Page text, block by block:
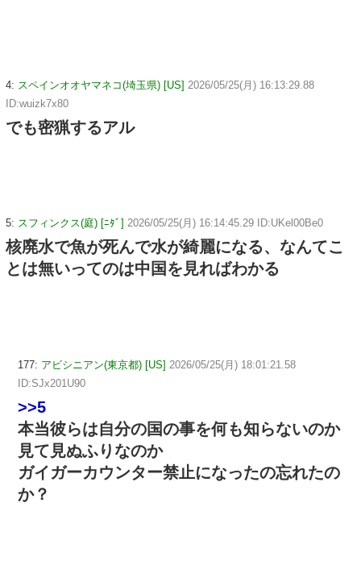
4: スペインオオヤマネコ(埼玉県) [US] 2026/05/25(月) 16:13:29.88
ID:wuizk7x80
でも密猟するアル
5: スフィンクス(庭) [ﾆﾀﾞ] 2026/05/25(月) 16:14:45.29 ID:UKel00Be0
核廃水で魚が死んで水が綺麗になる、なんてこ
とは無いってのは中国を見ればわかる
177: アビシニアン(東京都) [US] 2026/05/25(月) 18:01:21.58
ID:SJx201U90
>>5
本当彼らは自分の国の事を何も知らないのか
見て見ぬふりなのか
ガイガーカウンター禁止になったの忘れたの
か？